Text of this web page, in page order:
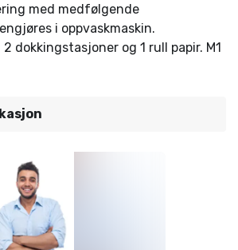
med medfølgende
i oppvaskmaskin.
dokkingstasjoner og 1 rull papir. M1